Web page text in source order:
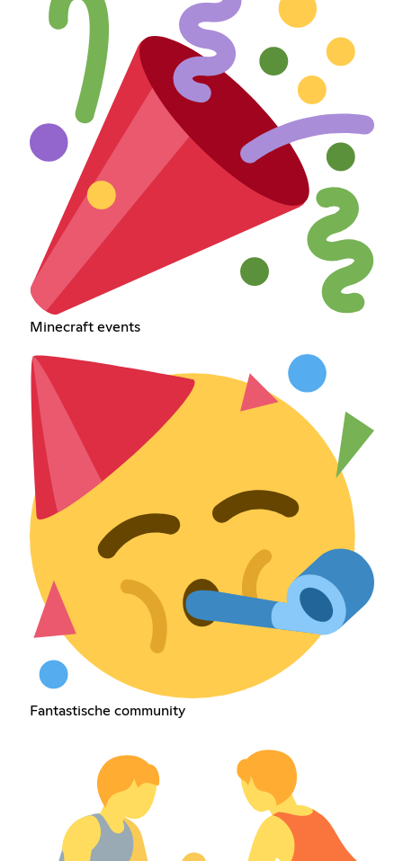
Minecraft events
Fantastische community